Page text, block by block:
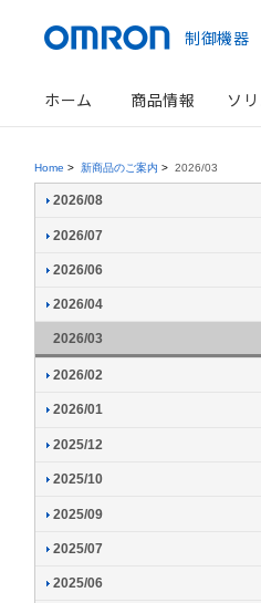
制御機器
ホーム 商品情報 ソ
Home > 新商品のご案内 > 2026/03
2026/08
2026/07
2026/06
2026/04
2026/03
2026/02
2026/01
2025/12
2025/10
2025/09
2025/07
2025/06